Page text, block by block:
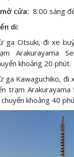
cửa: 8:00 sáng
di:
ga Otsuki, đi xe
Arakurayama
khoảng 20 phút.
ga Kawaguchiko, đi
trạm Arakurayama
khoảng 40